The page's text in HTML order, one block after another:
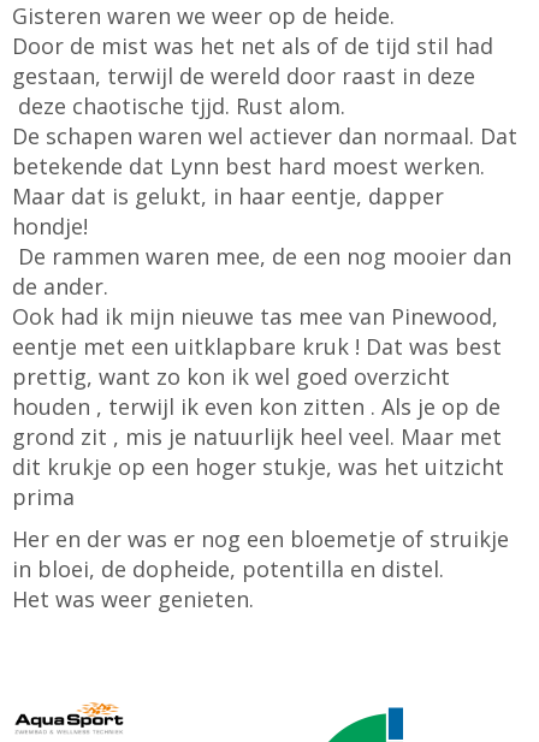
Gisteren waren we weer op de heide.
Door de mist was het net als of de tijd stil had
gestaan, terwijl de wereld door raast in deze
deze chaotische tjjd. Rust alom.
De schapen waren wel actiever dan normaal. Dat
betekende dat Lynn best hard moest werken.
Maar dat is gelukt, in haar eentje, dapper
hondje!
De rammen waren mee, de een nog mooier dan
de ander.
Ook had ik mijn nieuwe tas mee van Pinewood,
eentje met een uitklapbare kruk ! Dat was best
prettig, want zo kon ik wel goed overzicht
houden , terwijl ik even kon zitten . Als je op de
grond zit , mis je natuurlijk heel veel. Maar met
dit krukje op een hoger stukje, was het uitzicht
prima
Her en der was er nog een bloemetje of struikje
in bloei, de dopheide, potentilla en distel.
Het was weer genieten.